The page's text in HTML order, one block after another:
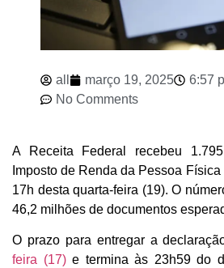
all março 19, 2025
6:57
No Comments
A Receita Federal recebeu
Imposto de Renda da Pessoa
17h desta quarta-feira (19). O
46,2 milhões de documentos
O prazo para entregar a
feira (17)e termina às 23h59 do